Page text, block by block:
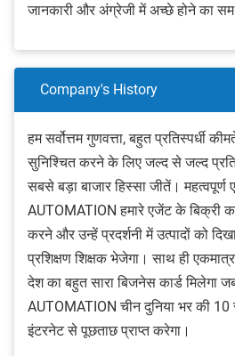
जानकारी और अंग्रेजी में अच्छे होने का
Company's History
हम सर्वोत्तम गुणवत्ता, बहुत प्रतिस्पर्धी
सुनिश्चित करने के लिए जल्द से जल्द
सबसे बड़ा बाजार हिस्सा जीतें।
AUTOMATION हमारे एजेंट के बिक्री
करने और उन्हें प्रदर्शनी में उत्पादों को
प्रशिक्षण शिक्षक भेजेगा। साथ ही
देश का बहुत सारा बिजनेस कार्ड मिलेगा
AUTOMATION चीन दुनिया भर की
इंटरनेट से पूछताछ प्राप्त करेगा।